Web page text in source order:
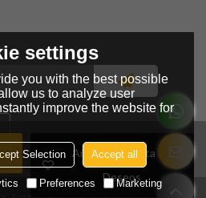
Añadir A La Lista De
Deseos
settings
you with the best possible
us to analyze user
improve the website for
Selection Accept all
Preferences Marketing